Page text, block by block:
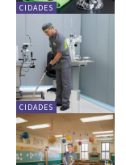
CIDADES
CIDADES